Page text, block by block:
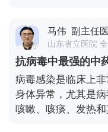
马伟 副主任
山东省立医院
抗病毒中最强的中
病毒感染是临床上
身体异常，尤其是病
咳嗽、咳痰、发热